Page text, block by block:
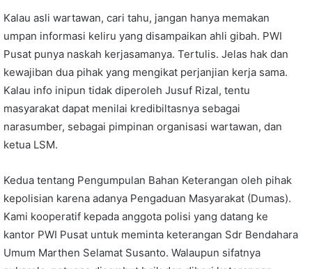
Kalau asli wartawan, cari tahu, jangan hanya memakan
umpan informasi keliru yang disampaikan ahli gibah. PWI
Pusat punya naskah kerjasamanya. Tertulis. Jelas hak dan
kewajiban dua pihak yang mengikat perjanjian kerja sama.
Kalau info inipun tidak diperoleh Jusuf Rizal, tentu
masyarakat dapat menilai kredibiltasnya sebagai
narasumber, sebagai pimpinan organisasi wartawan, dan
ketua LSM.
Kedua tentang Pengumpulan Bahan Keterangan oleh pihak
kepolisian karena adanya Pengaduan Masyarakat (Dumas).
Kami kooperatif kepada anggota polisi yang datang ke
kantor PWI Pusat untuk meminta keterangan Sdr Bendahara
Umum Marthen Selamat Susanto. Walaupun sifatnya